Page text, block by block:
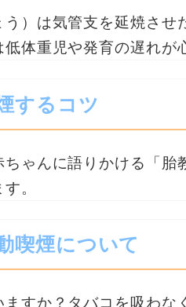
）は気管支を延焼さ
体重児や発育の遅れが
するコツ
ゃんに語りかける「
。
喫煙について
すか？タバコを吸わ